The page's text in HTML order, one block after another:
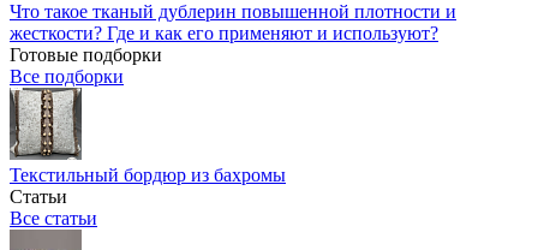
Что такое тканый дублерин повышенной плотности и
жесткости? Где и как его применяют и используют?
Готовые подборки
Все подборки
Текстильный бордюр из бахромы
Статьи
Все статьи